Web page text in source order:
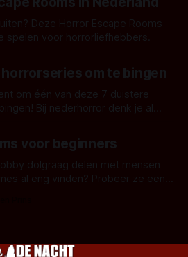
Deze Horror Escape Rooms
spelen voor horrorliefhebbers.
om te bingen
om één van deze 7 duistere
denk je al
Maar Nederlandse horror
een aantal Nederlandse tv-
series uit het duistere of horrorgenre. Als
voor beginners
dolgraag delen met mensen
al eng vinden? Probeer ze eens